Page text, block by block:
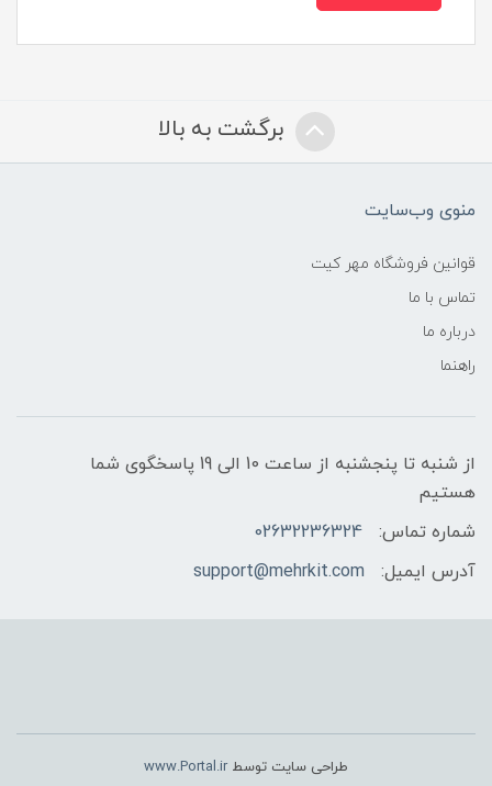
برگشت به بالا
منوی وب‌سایت
قوانین فروشگاه مهر کیت
تماس با ما
درباره ما
راهنما
از شنبه تا پنجشنبه از ساعت 10 الی 19 پاسخگوی شما
هستیم
شماره تماس:
02632236324
آدرس ایمیل:
support@mehrkit.com
طراحی سایت توسط www.Portal.ir